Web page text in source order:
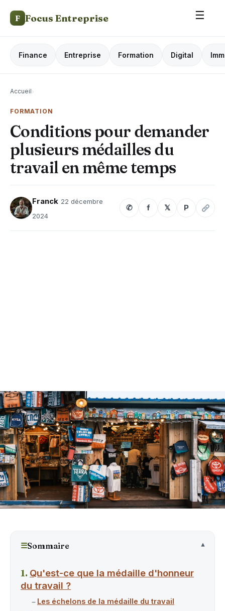
F Focus Entreprise ☰
Finance Entreprise Formation Digital
Accueil›
FORMATION
Conditions pour demander
plusieurs médailles du
travail en même temps
Franck 22 décembre
2024
✆ f 𝕏 P
☰Sommaire
Qu'est-ce que la médaille d'honneur
du travail ?
Les échelons de la médaille du travail